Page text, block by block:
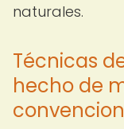
naturales.
Técnicas
hecho de